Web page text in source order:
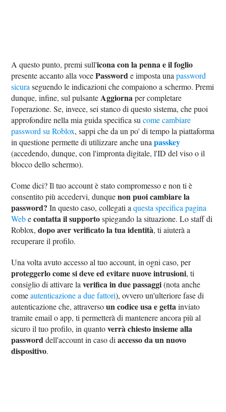
A questo punto, premi sull'icona con la penna e il foglio
presente accanto alla vocePassworde imposta unapassword
sicuraseguendo le indicazioni che compaiono a schermo. Premi
dunque, infine, sul pulsanteAggiornaper completare
l'operazione. Se, invece, sei stanco di questo sistema, che puoi
approfondire nella mia guida specifica sucome cambiare
password su Roblox, sappi che da un po' di tempo la piattaforma
in questione permette di utilizzare anche unapasskey
(accedendo, dunque, con l'impronta digitale, l'ID del viso o il
blocco dello schermo).
Come dici? Il tuo account è stato compromesso e non ti è
consentito più accedervi, dunquenon puoi cambiare la
password? In questo caso, collegati aquesta specifica pagina
Webecontatta il supportospiegando la situazione. Lo staff di
Roblox,dopo aver verificato la tua identità, ti aiuterà a
recuperare il profilo.
Una volta avuto accesso al tuo account, in ogni caso, per
proteggerlo come si deve ed evitare nuove intrusioni, ti
consiglio di attivare laverifica in due passaggi(nota anche
comeautenticazione a due fattori), ovvero un'ulteriore fase di
autenticazione che, attraversoun codice usa e gettainviato
tramite email o app, ti permetterà di mantenere ancora più al
sicuro il tuo profilo, in quantoverrà chiesto insieme alla
passworddell'account in caso diaccesso da un nuovo
dispositivo.